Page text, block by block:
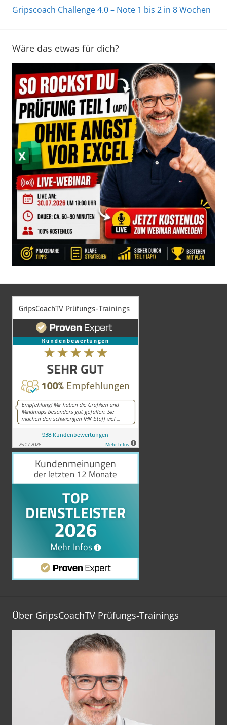
Gripscoach Challenge 4.0 – Note 1 bis 2 in 8 Wochen
Wäre das etwas für dich?
Über GripsCoachTV Prüfungs-Trainings